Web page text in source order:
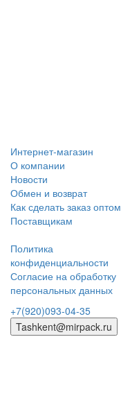
Интернет-магазин
О компании
Новости
Обмен и возврат
Как сделать заказ оптом
Поставщикам
Политика
конфиденциальности
Согласие на обработку
персональных данных
+7(920)093-04-35
Tashkent@mirpack.ru